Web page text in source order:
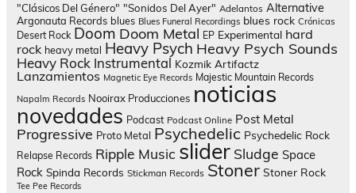
"Clásicos Del Género" "Sonidos Del Ayer" Adelantos Alternative
Argonauta Records blues Blues Funeral Recordings blues rock Crónicas
Desert Rock Doom Doom Metal EP Experimental hard
rock heavy metal Heavy Psych Heavy Psych Sounds
Heavy Rock Instrumental Kozmik Artifactz
Lanzamientos Magnetic Eye Records Majestic Mountain Records
Napalm Records Nooirax Producciones noticias
novedades Podcast Podcast Online Post Metal
Progressive Proto Metal Psychedelic Psychedelic Rock
Relapse Records Ripple Music slider Sludge Space
Rock Spinda Records Stickman Records Stoner Stoner Rock
Tee Pee Records